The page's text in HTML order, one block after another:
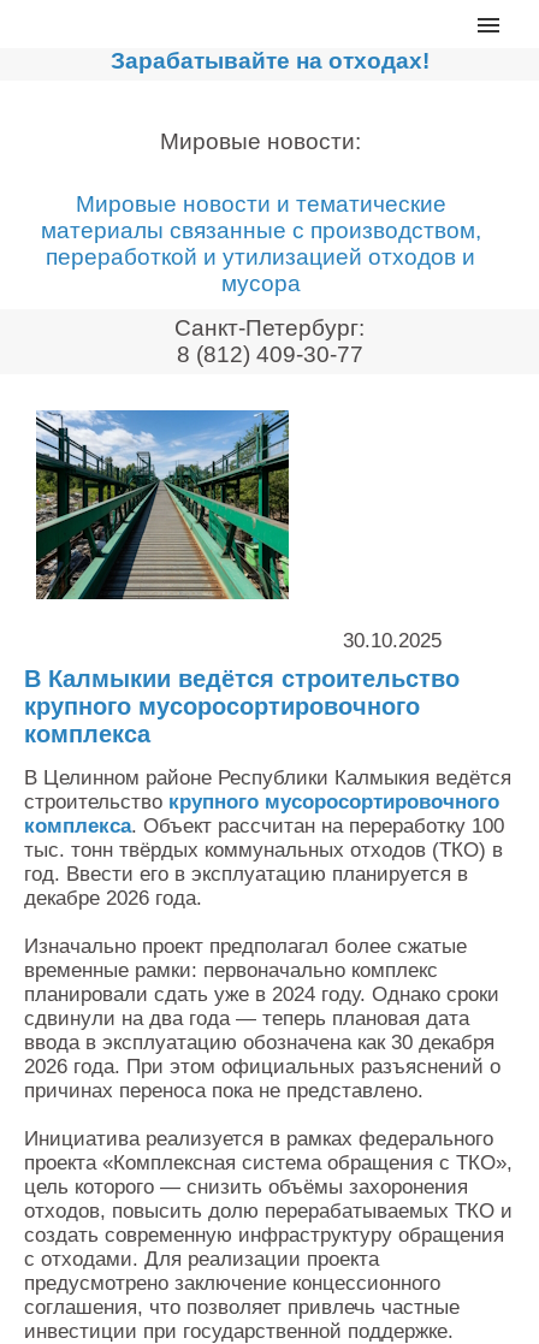
Главная
Сортировочные линии
Дробильное оборудование
Компакторы, контейнеры
Реализованные проекты
Видео
Новости компании
Мировые новости
О нас
Контакты
Оставить заявку
Зарабатывайте на отходах!
Мировые новости:
Мировые новости и тематические
материалы связанные с производством,
переработкой и утилизацией отходов и
мусора
Санкт-Петербург:
8 (812) 409-30-77
30.10.2025
В Калмыкии ведётся строительство
крупного мусоросортировочного
комплекса
В Целинном районе Республики Калмыкия ведётся
строительство крупного мусоросортировочного
комплекса. Объект рассчитан на переработку 100
тыс. тонн твёрдых коммунальных отходов (ТКО) в
год. Ввести его в эксплуатацию планируется в
декабре 2026 года.
Изначально проект предполагал более сжатые
временные рамки: первоначально комплекс
планировали сдать уже в 2024 году. Однако сроки
сдвинули на два года — теперь плановая дата
ввода в эксплуатацию обозначена как 30 декабря
2026 года. При этом официальных разъяснений о
причинах переноса пока не представлено.
Инициатива реализуется в рамках федерального
проекта «Комплексная система обращения с ТКО»,
цель которого — снизить объёмы захоронения
отходов, повысить долю перерабатываемых ТКО и
создать современную инфраструктуру обращения
с отходами. Для реализации проекта
предусмотрено заключение концессионного
соглашения, что позволяет привлечь частные
инвестиции при государственной поддержке.